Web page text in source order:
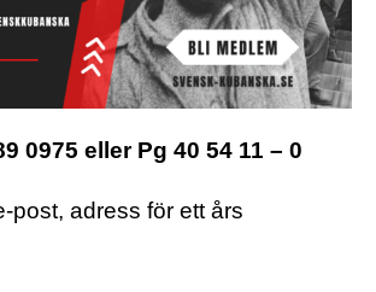
0975 eller Pg 40 54 11 – 0
post, adress för ett års